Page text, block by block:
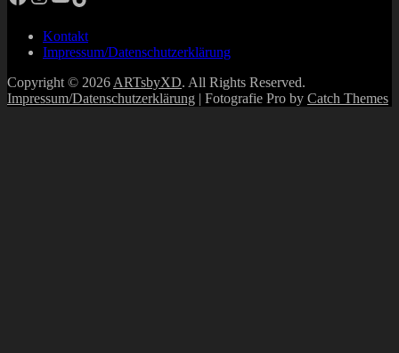
Kontakt
Impressum/Datenschutzerklärung
Copyright © 2026 ARTsbyXD. All Rights Reserved.
Impressum/Datenschutzerklärung | Fotografie Pro by Catch Themes